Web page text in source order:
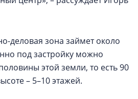
деловая зона займет около
под застройку можно
этой земли, то есть 90
– 5–10 этажей.